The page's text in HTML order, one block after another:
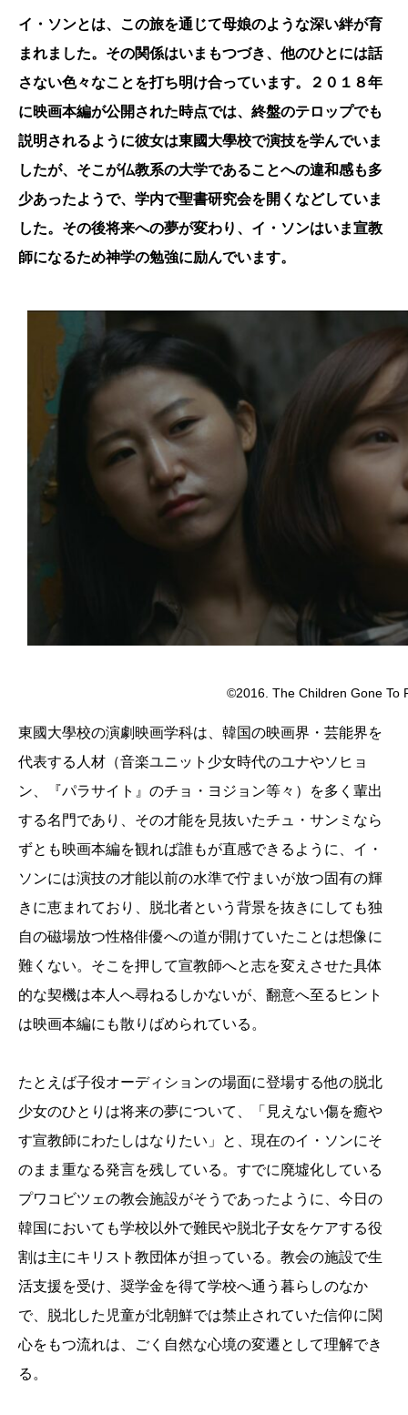
イ・ソンとは、この旅を通じて母娘のような深い絆が育
まれました。その関係はいまもつづき、他のひとには話
さない色々なことを打ち明け合っています。２０１８年
に映画本編が公開された時点では、終盤のテロップでも
説明されるように彼女は東國大學校で演技を学んでいま
したが、そこが仏教系の大学であることへの違和感も多
少あったようで、学内で聖書研究会を開くなどしていま
した。その後将来への夢が変わり、イ・ソンはいま宣教
師になるため神学の勉強に励んでいます。
©2016. The Children Gone To
東國大學校の演劇映画学科は、韓国の映画界・芸能界を
代表する人材（音楽ユニット少女時代のユナやソヒョ
ン、『パラサイト』のチョ・ヨジョン等々）を多く輩出
する名門であり、その才能を見抜いたチュ・サンミなら
ずとも映画本編を観れば誰もが直感できるように、イ・
ソンには演技の才能以前の水準で佇まいが放つ固有の輝
きに恵まれており、脱北者という背景を抜きにしても独
自の磁場放つ性格俳優への道が開けていたことは想像に
難くない。そこを押して宣教師へと志を変えさせた具体
的な契機は本人へ尋ねるしかないが、翻意へ至るヒント
は映画本編にも散りばめられている。
たとえば子役オーディションの場面に登場する他の脱北
少女のひとりは将来の夢について、「見えない傷を癒や
す宣教師にわたしはなりたい」と、現在のイ・ソンにそ
のまま重なる発言を残している。すでに廃墟化している
プワコビツェの教会施設がそうであったように、今日の
韓国においても学校以外で難民や脱北子女をケアする役
割は主にキリスト教団体が担っている。教会の施設で生
活支援を受け、奨学金を得て学校へ通う暮らしのなか
で、脱北した児童が北朝鮮では禁止されていた信仰に関
心をもつ流れは、ごく自然な心境の変遷として理解でき
る。